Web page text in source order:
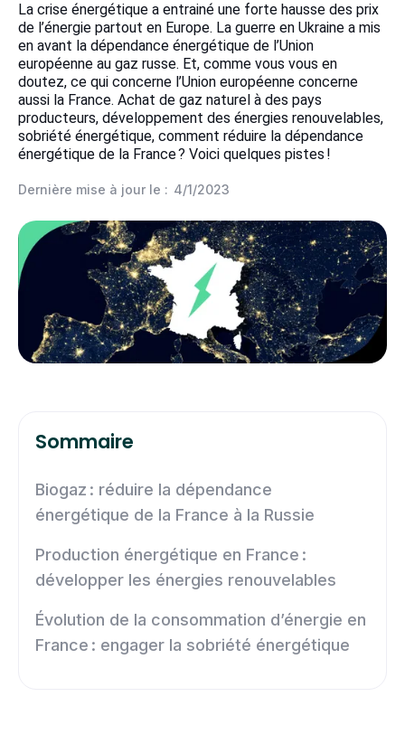
La crise énergétique a entrainé une forte hausse des prix
de l’énergie partout en Europe. La guerre en Ukraine a mis
en avant la dépendance énergétique de l’Union
européenne au gaz russe. Et, comme vous vous en
doutez, ce qui concerne l’Union européenne concerne
aussi la France. Achat de gaz naturel à des pays
producteurs, développement des énergies renouvelables,
sobriété énergétique, comment réduire la dépendance
énergétique de la France ? Voici quelques pistes !
Dernière mise à jour le : 4/1/2023
Sommaire
Biogaz : réduire la dépendance
énergétique de la France à la Russie
Production énergétique en France :
développer les énergies renouvelables
Évolution de la consommation d’énergie en
France : engager la sobriété énergétique